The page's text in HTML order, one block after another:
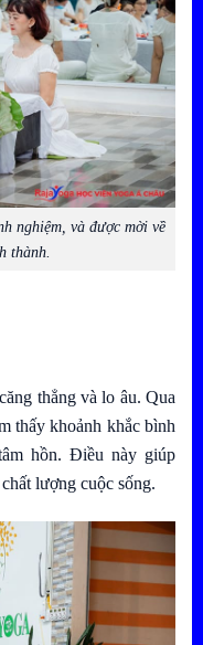
nghiệm, và được mời về
thành.
thẳng và lo âu. Qua
thấy khoảnh khắc bình
hồn. Điều này giúp
lượng cuộc sống.